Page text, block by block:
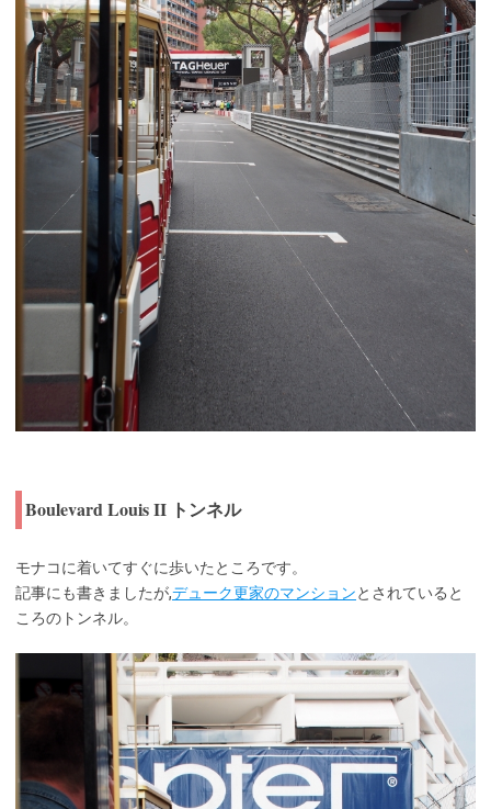
Boulevard Louis II トンネル
モナコに着いてすぐに歩いたところです。
記事にも書きましたが,デューク更家のマンションとされていると
ころのトンネル。